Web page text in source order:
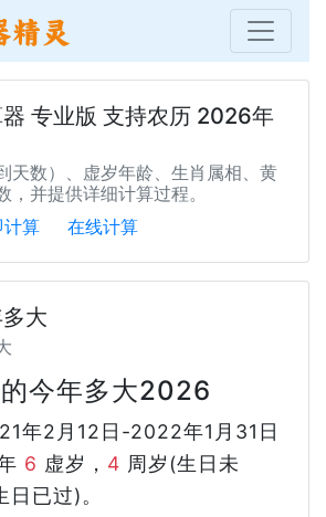
专业版 支持农历 2026年
天数）、虚岁年龄、生肖属相、黄
，并提供详细计算过程。
计算 在线计算
大
今年多大2026
年2月12日-2022年1月31日
6 虚岁， 4 周岁(生日未
日已过)。